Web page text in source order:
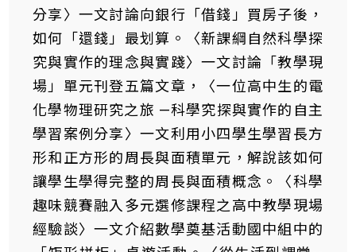
分享〉一文討論向銀行「借錢」買房子後，
如何「還錢」最划算。〈新課綱自然科學探
究與實作的理念與實踐〉一文討論「教學現
場」單元刊登五篇文章，〈一位高中生的電
化學物理研究之旅 —科學究探與實作的自主
學習案例分享〉一文利用小四學生學習長方
形和正方形的周長與面積單元，解說該如何
讓學生學得完整的周長與面積概念。〈科學
趣味競賽融入多元選修課程之高中教學現場
經驗談〉一文介紹數學奠基活動國中組中的